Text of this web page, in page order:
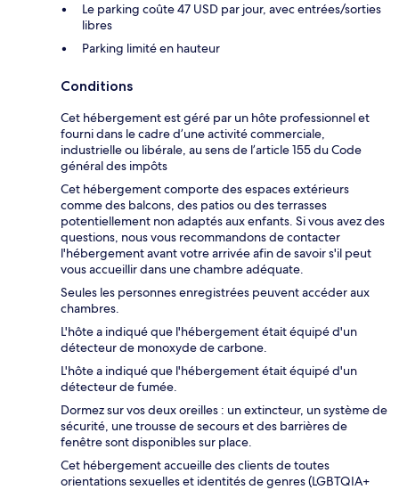
Le parking coûte 47 USD par jour, avec entrées/sorties
libres
Parking limité en hauteur
Conditions
Cet hébergement est géré par un hôte professionnel et
fourni dans le cadre d’une activité commerciale,
industrielle ou libérale, au sens de l’article 155 du Code
général des impôts
Cet hébergement comporte des espaces extérieurs
comme des balcons, des patios ou des terrasses
potentiellement non adaptés aux enfants. Si vous avez des
questions, nous vous recommandons de contacter
l'hébergement avant votre arrivée afin de savoir s'il peut
vous accueillir dans une chambre adéquate.
Seules les personnes enregistrées peuvent accéder aux
chambres.
L'hôte a indiqué que l'hébergement était équipé d'un
détecteur de monoxyde de carbone.
L'hôte a indiqué que l'hébergement était équipé d'un
détecteur de fumée.
Dormez sur vos deux oreilles : un extincteur, un système de
sécurité, une trousse de secours et des barrières de
fenêtre sont disponibles sur place.
Cet hébergement accueille des clients de toutes
orientations sexuelles et identités de genres (LGBTQIA+